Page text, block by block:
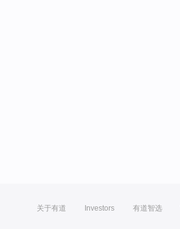
关于有道 Investors 有道智选